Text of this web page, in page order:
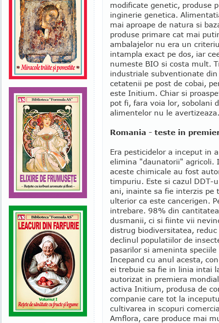
modificate genetic, produse
inginerie genetica.
mai aproape de natura si
produse primare cat mai
ambalajelor nu era un
intampla exact pe dos, iar
numeste BIO si costa mult.
industriale subventionate
cetatenii pe post de cobai,
este Initium. Chiar si
pot fi, fara voia lor, sobolani
alimentelor nu le avertizeaza.
Romania - teste in
Era pesticidelor a inceput in
elimina "daunatorii" agricoli.
aceste chimicale au fost
timpuriu. Este si cazul DDT-
ani, inainte sa fie interzis pe
ulterior ca este cancerigen.
intrebare. 98% din
dusmanii, ci si fiinte vii
distrug biodiversitatea,
declinul populatiilor de
pasarilor si ameninta
Incepand cu anul acesta,
ei trebuie sa fie in linia intai
autorizat in premiera
activa Initium, produsa de
companie care tot la
cultivarea in scopuri
Amflora, care produce mai